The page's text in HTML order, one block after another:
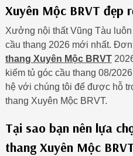
Xuyên Mộc BRVT đẹp
Xưởng nội thất Vũng Tàu
cầu thang 2026 mới nhất.
thang Xuyên Mộc BRVT
kiếm tủ góc cầu thang 08/
hệ với chúng tôi để được hỗ
thang Xuyên Mộc BRVT.
Tại sao bạn nên lựa
thang Xuyên Mộc